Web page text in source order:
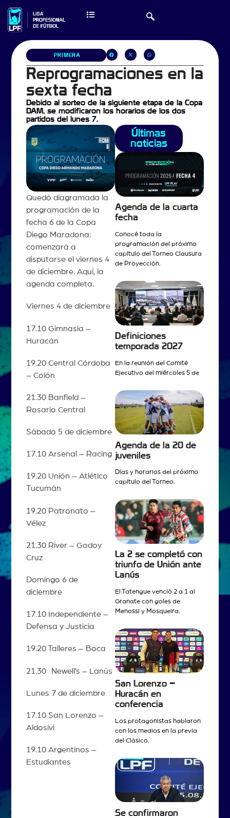
PRIMERA
Reprogramaciones en la
sexta fecha
Debido al sorteo de la siguiente etapa de la Copa
DAM, se modificaron los horarios de los dos
partidos del lunes 7.
Quedó diagramada la
programación de la
fecha 6 de la Copa
Diego Maradona:
comenzará a
disputarse el viernes 4
de diciembre. Aquí, la
agenda completa.
Viernes 4 de diciembre
17.10 Gimnasia –
Huracán
19.20 Central Córdoba
– Colón
21.30 Banfield –
Rosario Central
Sábado 5 de diciembre
17.10 Arsenal – Racing
19.20 Unión – Atlético
Tucumán
19.20 Patronato –
Vélez
21.30 River – Godoy
Cruz
Domingo 6 de
diciembre
17.10 Independiente –
Defensa y Justicia
19.20 Talleres – Boca
21.30 Newell’s – Lanús
Lunes 7 de diciembre
17.10 San Lorenzo –
Aldosivi
19.10 Argentinos –
Estudiantes
Últimas
noticias
Agenda de la cuarta
fecha
Conocé toda la
programación del próximo
capítulo del Torneo Clausura
de Proyección.
Definiciones
temporada 2027
En la reunión del Comité
Ejecutivo del miércoles 5 de
Agenda de la 20 de
juveniles
Días y horarios del próximo
capítulo del Torneo.
La 2 se completó con
triunfo de Unión ante
Lanús
El Tatengue venció 2 a 1 al
Granate con goles de
Menossi y Mosqueira.
San Lorenzo –
Huracán en
conferencia
Los protagonistas hablaron
con los medios en la previa
del Clásico.
Se confirmaron